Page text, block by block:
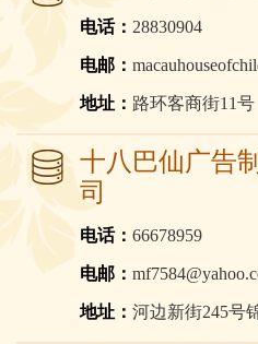
电话： 28830904
电邮：
地址： 路环客商街11号
十八巴仙广告
司
电话： 66678959
电邮：
地址： 河边新街245号